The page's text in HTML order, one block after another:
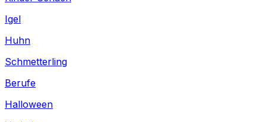
Igel
Huhn
Schmetterling
Berufe
Halloween